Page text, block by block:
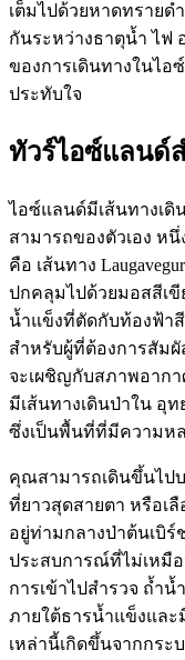
เต็มไปด้วยหาดทรายดำ
กันระหว่างธาตุน้ำ ไฟ
ของการเดินทางในไอ
ประทับใจ
ทัวร์ไอซ์แลนด์
ไอซ์แลนด์มีเส้นทางเ
สามารถของตัวเอง ห
คือ เส้นทาง
ปกคลุมไปด้วยมอสสีเขี
น้ำแข็งที่ตัดกับท้องฟ้าสี
สำหรับผู้ที่ต้องการสัม
จะเผชิญกับสภาพอากา
มีเส้นทางเดินป่าใน อุท
ซึ่งเป็นพื้นที่ที่มีความห
คุณสามารถเดินขึ้นไป
ที่ยาวสุดสายตา หรือเ
อยู่ท่ามกลางป่าต้นเบิร์
ประสบการณ์ที่ไม่เหมื
การเข้าไปสำรวจ ถ้ำน้
ภายใต้ธารน้ำแข็งแล
เหล่านี้เกิดขึ้นจากกร